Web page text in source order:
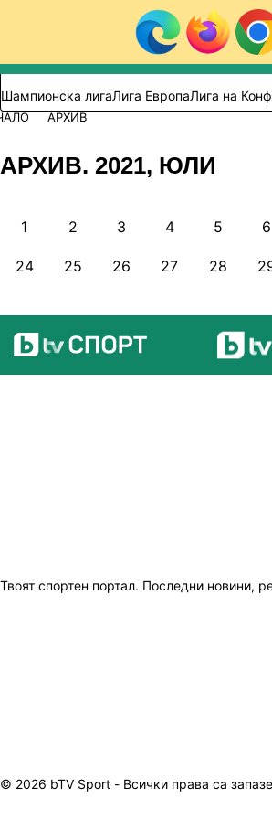
Към съдържанието
Търси в сайта
ВИДЕО
Шампионска лигаЛига ЕвропаЛига на
АРХИВ
АРХИВ. 2021, ЮЛИ
1 2 3 4 5 6
24 25 26 27 28
Твоят спортен портал. Последни новини,
© 2026 bTV Sport - Всички права са